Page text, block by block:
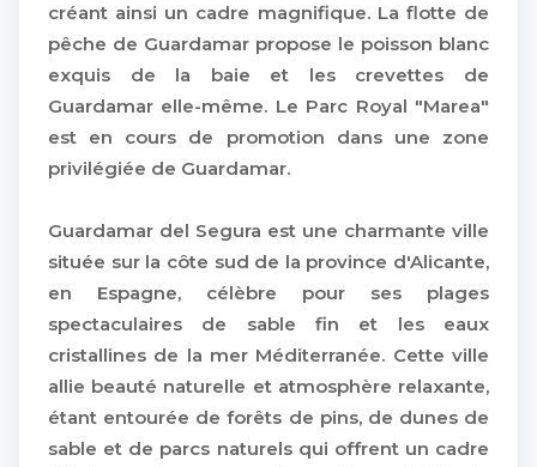
créant ainsi un cadre magnifique. La flotte de
pêche de Guardamar propose le poisson blanc
exquis de la baie et les crevettes de
Guardamar elle-même. Le Parc Royal "Marea"
est en cours de promotion dans une zone
privilégiée de Guardamar.
Guardamar del Segura est une charmante ville
située sur la côte sud de la province d'Alicante,
en Espagne, célèbre pour ses plages
spectaculaires de sable fin et les eaux
cristallines de la mer Méditerranée. Cette ville
allie beauté naturelle et atmosphère relaxante,
étant entourée de forêts de pins, de dunes de
sable et de parcs naturels qui offrent un cadre